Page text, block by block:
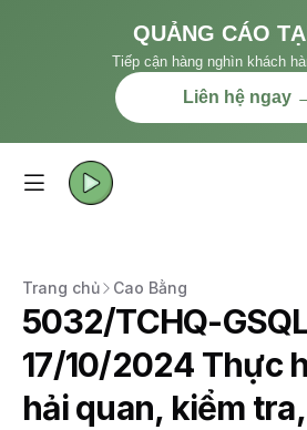
QUẢNG CÁO
Tiếp cận hàng nghìn khách
Liên hệ ngay
Trang chủ Cao Bằng
5032/TCHQ-
17/10/2024 Thực
hải quan, kiểm